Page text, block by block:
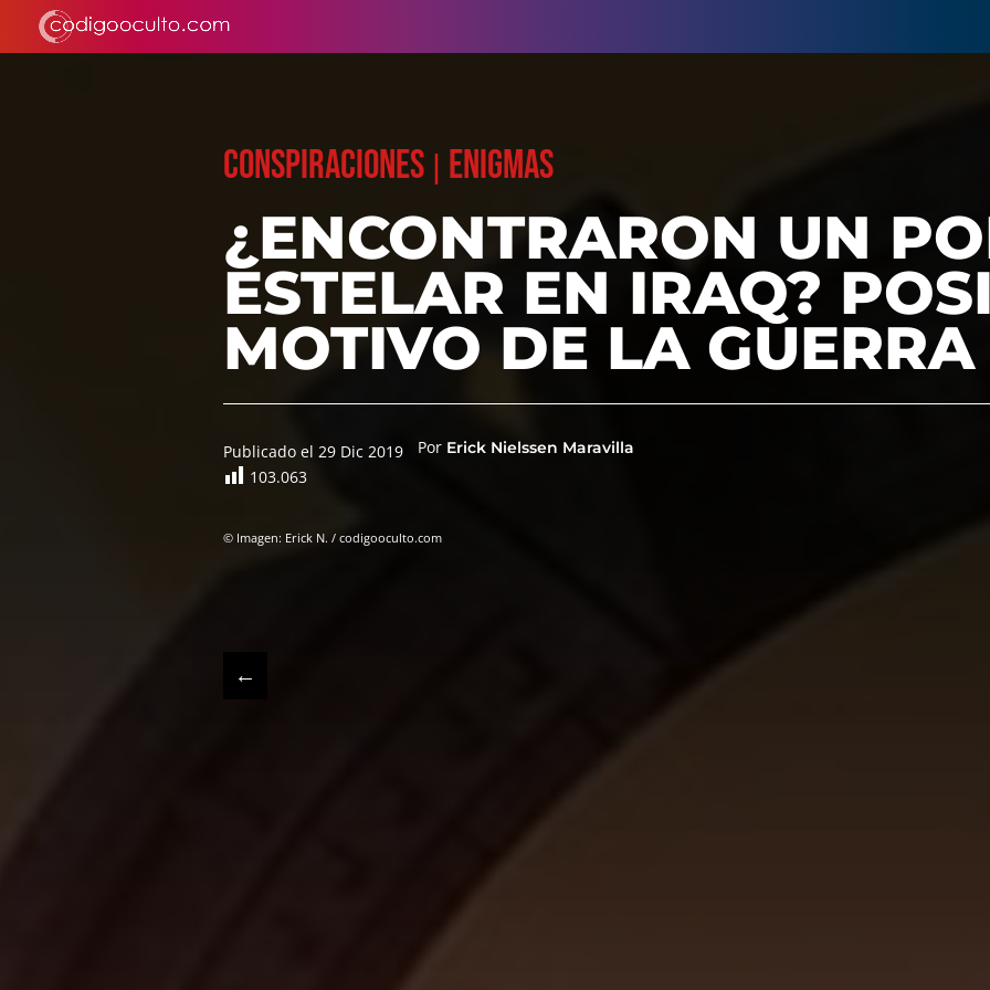
CONSPIRACIONES| ENIGMAS
¿ENCONTRARON UN
ESTELAR EN IRAQ?
MOTIVO DE LA GUERRA
Publicado el 29 Dic 2019 Por Erick Nielssen Maravilla
103.063
© Imagen: Erick N. / codigooculto.com
←